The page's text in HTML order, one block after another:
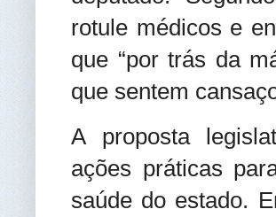
rotule médicos e
que “por trás da
que sentem
A proposta
ações práticas
saúde do estado.